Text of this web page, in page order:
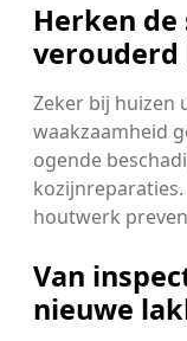
Herken de
Zeker bij huizen
waakzaamheid
ogende
houtwerk
Van
nieuwe